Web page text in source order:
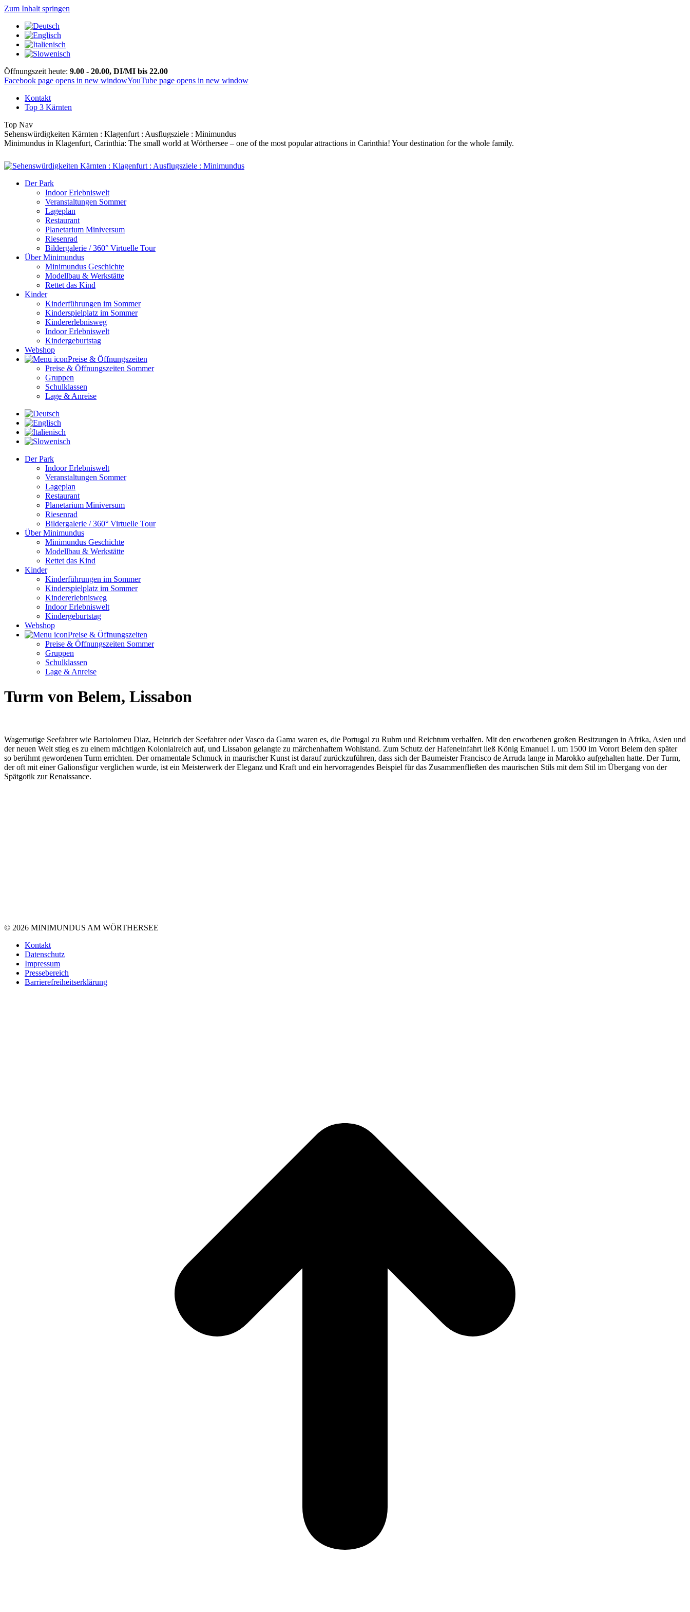
Zum Inhalt springen
Öffnungszeit heute: 9.00 - 20.00, DI/MI bis 22.00
Facebook page opens in new windowYouTube page opens in new window
Kontakt
Top 3 Kärnten
Top Nav
Sehenswürdigkeiten Kärnten : Klagenfurt : Ausflugsziele : Minimundus
Minimundus in Klagenfurt, Carinthia: The small world at Wörthersee – one of the most popular attractions in Carinthia! Your destination for the whole family.
Der Park
Indoor Erlebniswelt
Veranstaltungen Sommer
Lageplan
Restaurant
Planetarium Miniversum
Riesenrad
Bildergalerie / 360° Virtuelle Tour
Über Minimundus
Minimundus Geschichte
Modellbau & Werkstätte
Rettet das Kind
Kinder
Kinderführungen im Sommer
Kinderspielplatz im Sommer
Kindererlebnisweg
Indoor Erlebniswelt
Kindergeburtstag
Webshop
Preise & Öffnungszeiten
Preise & Öffnungszeiten Sommer
Gruppen
Schulklassen
Lage & Anreise
Der Park
Indoor Erlebniswelt
Veranstaltungen Sommer
Lageplan
Restaurant
Planetarium Miniversum
Riesenrad
Bildergalerie / 360° Virtuelle Tour
Über Minimundus
Minimundus Geschichte
Modellbau & Werkstätte
Rettet das Kind
Kinder
Kinderführungen im Sommer
Kinderspielplatz im Sommer
Kindererlebnisweg
Indoor Erlebniswelt
Kindergeburtstag
Webshop
Preise & Öffnungszeiten
Preise & Öffnungszeiten Sommer
Gruppen
Schulklassen
Lage & Anreise
Turm von Belem, Lissabon
Wagemutige Seefahrer wie Bartolomeu Diaz, Heinrich der Seefahrer oder Vasco da Gama waren es, die Portugal zu Ruhm und Reichtum verhalfen. Mit den erworbenen großen Besitzungen in Afrika, Asien und
der neuen Welt stieg es zu einem mächtigen Kolonialreich auf, und Lissabon gelangte zu märchenhaftem Wohlstand. Zum Schutz der Hafeneinfahrt ließ König Emanuel I. um 1500 im Vorort Belem den später
so berühmt gewordenen Turm errichten. Der ornamentale Schmuck in maurischer Kunst ist darauf zurückzuführen, dass sich der Baumeister Francisco de Arruda lange in Marokko aufgehalten hatte. Der Turm,
der oft mit einer Galionsfigur verglichen wurde, ist ein Meisterwerk der Eleganz und Kraft und ein hervorragendes Beispiel für das Zusammenfließen des maurischen Stils mit dem Stil im Übergang von der
Spätgotik zur Renaissance.
© 2026 MINIMUNDUS AM WÖRTHERSEE
Kontakt
Datenschutz
Impressum
Pressebereich
Barrierefreiheitserklärung